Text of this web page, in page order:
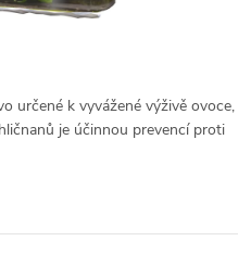
určené k vyvážené výživě ovoce,
je účinnou prevencí proti